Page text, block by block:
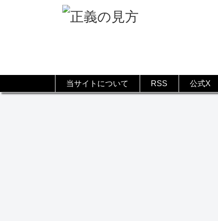
当サイトについて RSS 公式X